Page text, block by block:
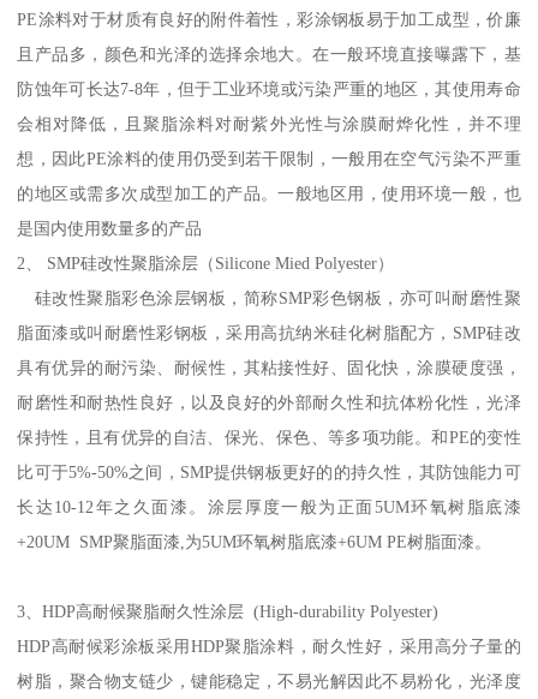
PE涂料对于材质有良好的附件着性，彩涂钢板易于加工成型，价廉
且产品多，颜色和光泽的选择余地大。在一般环境直接曝露下，基
防蚀年可长达7-8年，但于工业环境或污染严重的地区，其使用寿命
会相对降低，且聚脂涂料对耐紫外光性与涂膜耐烨化性，并不理
想，因此PE涂料的使用仍受到若干限制，一般用在空气污染不严重
的地区或需多次成型加工的产品。一般地区用，使用环境一般，也
是国内使用数量多的产品
2、 SMP硅改性聚脂涂层（Silicone Mied Polyester）
硅改性聚脂彩色涂层钢板，简称SMP彩色钢板，亦可叫耐磨性聚
脂面漆或叫耐磨性彩钢板，采用高抗纳米硅化树脂配方，SMP硅改
具有优异的耐污染、耐候性，其粘接性好、固化快，涂膜硬度强，
耐磨性和耐热性良好，以及良好的外部耐久性和抗体粉化性，光泽
保持性，且有优异的自洁、保光、保色、等多项功能。和PE的变性
比可于5%-50%之间，SMP提供钢板更好的的持久性，其防蚀能力可
长达10-12年之久面漆。涂层厚度一般为正面5UM环氧树脂底漆
+20UM SMP聚脂面漆,为5UM环氧树脂底漆+6UM PE树脂面漆。
3、HDP高耐候聚脂耐久性涂层 (High-durability Polyester)
HDP高耐候彩涂板采用HDP聚脂涂料，耐久性好，采用高分子量的
树脂，聚合物支链少，键能稳定，不易光解因此不易粉化，光泽度